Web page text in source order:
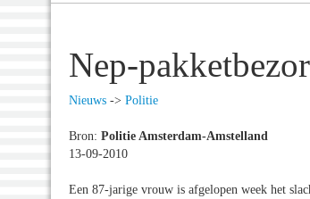
Nep-
Nieuws -> Politie
Bron: Politie Amsterdam-Amstelland
13-09-2010
Een 87-jarige vrouw is afgelopen week het